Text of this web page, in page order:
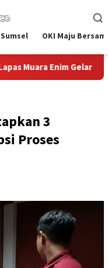
Sumsel OKI Maju
Rangka Memperingati
3
Proses